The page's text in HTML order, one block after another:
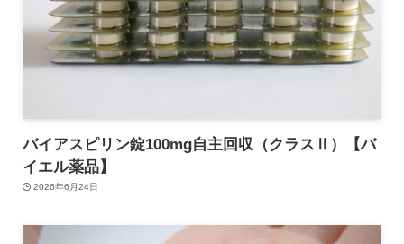
バイアスピリン錠100mg自主回収（クラスⅡ）【バ
イエル薬品】
2026年6月24日